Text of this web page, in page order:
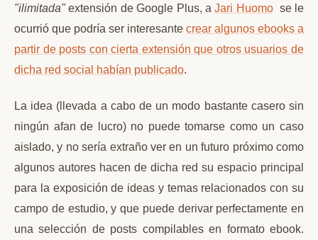
"ilimitada"extensión de Google Plus, aJari Huomose le
ocurrió que podría ser interesante crear algunos ebooks a
partir de posts con cierta extensión que otros usuarios de
dicha red social habían publicado.
La idea (llevada a cabo de un modo bastante casero sin
ningún afan de lucro) no puede tomarse como un caso
aislado, y no sería extraño ver en un futuro próximo como
algunos autores hacen de dicha red su espacio principal
para la exposición de ideas y temas relacionados con su
campo de estudio, y que puede derivar perfectamente en
una selección de posts compilables en formato ebook.